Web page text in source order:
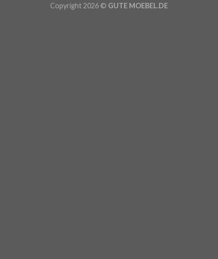
Copyright 2026 © GUTE MOEBEL.DE